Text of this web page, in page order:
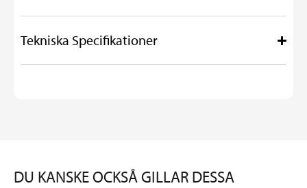
Tekniska Specifikationer
DU KANSKE OCKSÅ GILLAR DESSA